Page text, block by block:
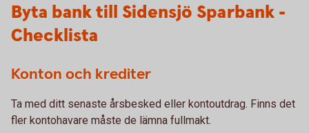
Byta bank till Sidensjö Sparbank -
Checklista
Konton och krediter
Ta med ditt senaste årsbesked eller kontoutdrag. Finns det
fler kontohavare måste de lämna fullmakt.